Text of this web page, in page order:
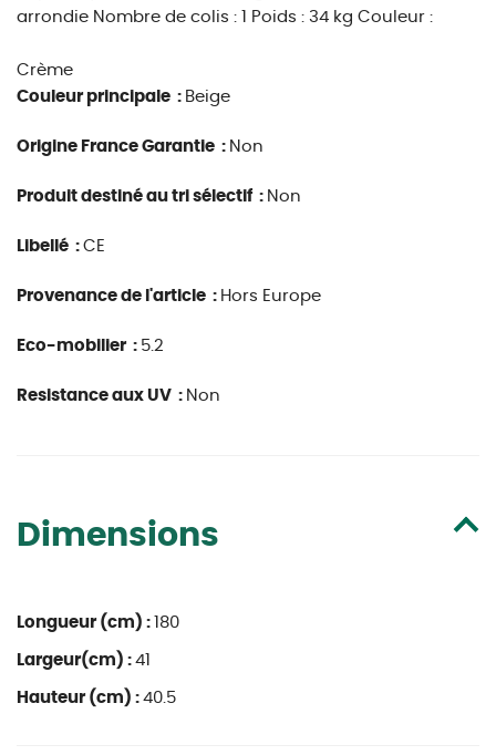
arrondie Nombre de colis : 1 Poids : 34 kg Couleur :
Crème
Couleur principale : Beige
Origine France Garantie : Non
Produit destiné au tri sélectif : Non
Libellé : CE
Provenance de l'article : Hors Europe
Eco-mobilier : 5.2
Resistance aux UV : Non
Dimensions
Longueur (cm) : 180
Largeur(cm) : 41
Hauteur (cm) : 40.5